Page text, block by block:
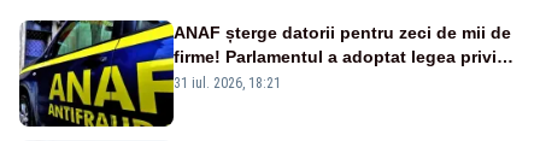
ANAF șterge datorii pentru zeci de mii de
firme! Parlamentul a adoptat legea privind
amnistia fiscală
31 iul. 2026, 18:21